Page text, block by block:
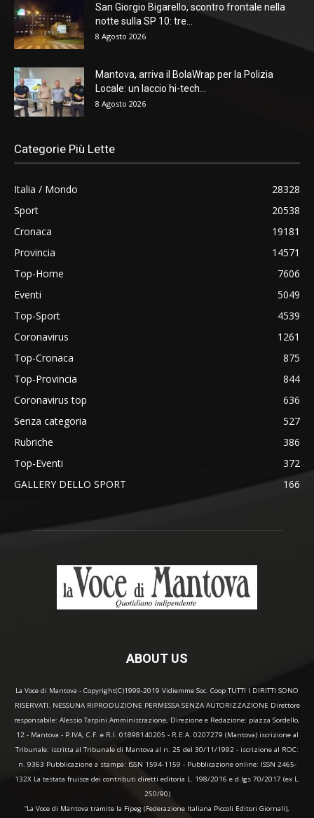
San Giorgio Bigarello, scontro frontale nella
notte sulla SP 10: tre...
8 Agosto 2026
Mantova, arriva il BolaWrap per la Polizia
Locale: un laccio hi-tech...
8 Agosto 2026
Categorie Più Lette
Italia / Mondo
28328
Sport
20538
Cronaca
19181
Provincia
14571
Top-Home
7606
Eventi
5049
Top-Sport
4539
Coronavirus
1261
Top-Cronaca
875
Top-Provincia
844
Coronavirus top
636
Senza categoria
527
Rubriche
386
Top-Eventi
372
GALLERY DELLO SPORT
166
ABOUT US
La Voce di Mantova - Copyright(C)1999-2019 Vidiemme Soc. Coop TUTTI I DIRITTI SONO
RISERVATI. NESSUNA RIPRODUZIONE PERMESSA SENZA AUTORIZZAZIONE Direttore
responsabile: Alessio Tarpini Amministrazione, Direzione e Redazione: piazza Sordello,
12 - Mantova - P.IVA, C.F. e R.I. 01898140205 - R.E.A. 0207279 (Mantova) iscrizione al
Tribunale: iscritta al Tribunale di Mantova al n. 25 del 30/11/1992 - iscrizione al ROC:
n. 9363 Pubblicazione a stampa: ISSN 1594-1159 - Pubblicazione online: ISSN 2465-
132X La testata fruisce dei contributi diretti editoria L. 198/2016 e d.lgs 70/2017 (ex L.
250/90)
“La Voce di Mantova tramite la Fipeg (Federazione Italiana Piccoli Editori Giornali),